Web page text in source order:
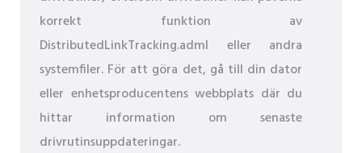
korrekt funktion av
DistributedLinkTracking.adml eller andra
systemfiler. För att göra det, gå till din dator
eller enhetsproducentens webbplats där du
hittar information om senaste
drivrutinsuppdateringar.